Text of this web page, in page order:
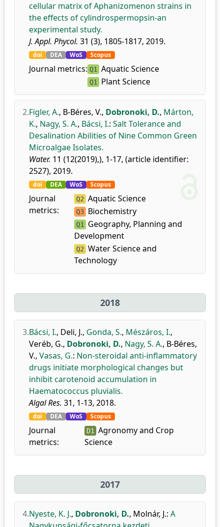
cellular matrix of Aphanizomenon strains in
the effects of cylindrospermopsin-an
experimental study.
J. Appl. Phycol. 31 (3), 1805-1817, 2019.
doi DEA WoS Scopus
Journal metrics: Q1 Aquatic Science
Q1 Plant Science
2.Figler, A., B-Béres, V., Dobronoki, D., Márton,
K., Nagy, S. A., Bácsi, I.: Salt Tolerance and
Desalination Abilities of Nine Common Green
Microalgae Isolates.
Water. 11 (12(2019),), 1-17, (article identifier:
2527), 2019.
doi DEA WoS Scopus
Journal
metrics:
Q2 Aquatic Science
Q3 Biochemistry
Q1 Geography, Planning and
Development
Q2 Water Science and
Technology
2018
3.Bácsi, I., Deli, J., Gonda, S., Mészáros, I.,
Veréb, G., Dobronoki, D., Nagy, S. A., B-Béres,
V., Vasas, G.: Non-steroidal anti-inflammatory
drugs initiate morphological changes but
inhibit carotenoid accumulation in
Haematococcus pluvialis.
Algal Res. 31, 1-13, 2018.
doi DEA WoS Scopus
Journal
metrics:
D1 Agronomy and Crop
Science
2017
4.Nyeste, K. J., Dobronoki, D., Molnár, J.: A